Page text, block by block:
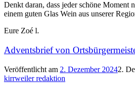
Denkt daran, dass jeder schöne Moment
einem guten Glas Wein aus unserer
Eure Zoé l.
Adventsbrief von
Veröffentlicht am 2. Dezember 20242.
kirrweiler redaktion